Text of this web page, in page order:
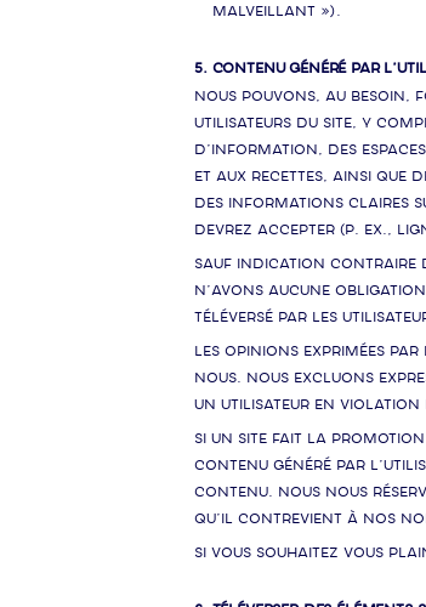
malveillant »).
5. CONTENU GÉNÉRÉ PAR
Nous pouvons, au
utilisateurs du Site, y
d’information, des
et aux recettes, ainsi
des informations claires
devrez accepter (p. ex.,
Sauf indication contraire
n’avons aucune
téléversé par les
Les opinions exprimées
nous. Nous excluons
un utilisateur en violation
Si un Site fait la
contenu généré par
contenu. Nous nous
qu’il contrevient à nos
Si vous souhaitez vous